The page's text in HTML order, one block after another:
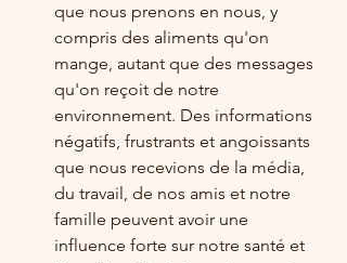
que nous prenons en nous, y
compris des aliments qu'on
mange, autant que des messages
qu'on reçoit de notre
environnement. Des informations
négatifs, frustrants et angoissants
que nous recevions de la média,
du travail, de nos amis et notre
famille peuvent avoir une
influence forte sur notre santé et